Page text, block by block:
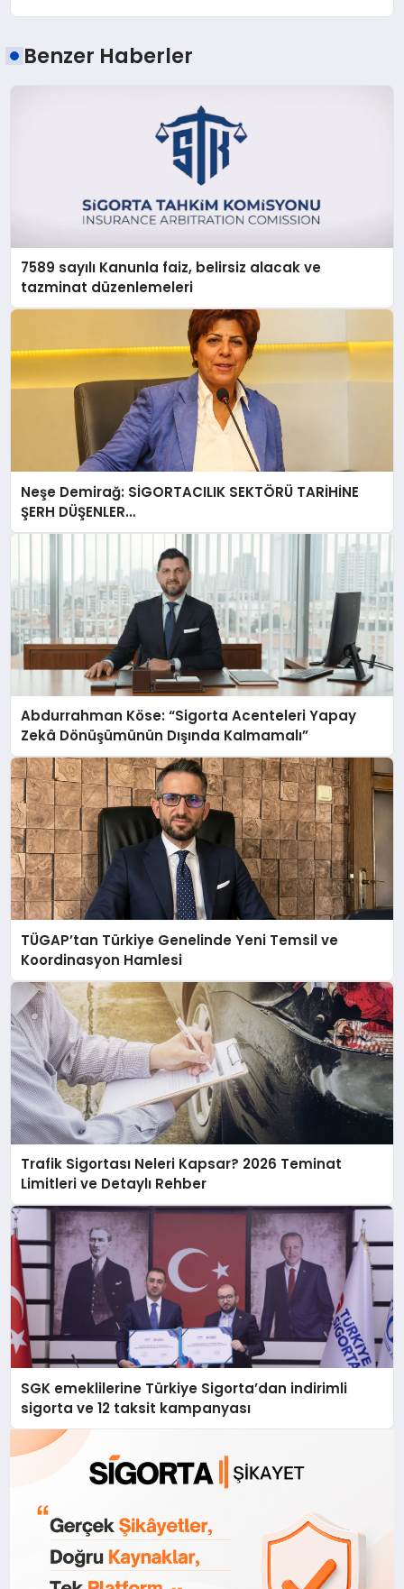
Benzer Haberler
7589 sayılı Kanunla faiz, belirsiz alacak ve
tazminat düzenlemeleri
Neşe Demirağ: SİGORTACILIK SEKTÖRÜ TARİHİNE
ŞERH DÜŞENLER…
Abdurrahman Köse: “Sigorta Acenteleri Yapay
Zekâ Dönüşümünün Dışında Kalmamalı”
TÜGAP’tan Türkiye Genelinde Yeni Temsil ve
Koordinasyon Hamlesi
Trafik Sigortası Neleri Kapsar? 2026 Teminat
Limitleri ve Detaylı Rehber
SGK emeklilerine Türkiye Sigorta’dan indirimli
sigorta ve 12 taksit kampanyası